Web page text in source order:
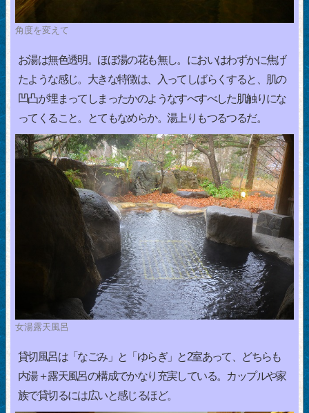
角度を変えて
お湯は無色透明。ほぼ湯の花も無し。においはわずかに焦げ
たような感じ。大きな特徴は、入ってしばらくすると、肌の
凹凸が埋まってしまったかのようなすべすべした肌触りにな
ってくること。とてもなめらか。湯上りもつるつるだ。
女湯露天風呂
貸切風呂は「なごみ」と「ゆらぎ」と2室あって、どちらも
内湯＋露天風呂の構成でかなり充実している。カップルや家
族で貸切るには広いと感じるほど。